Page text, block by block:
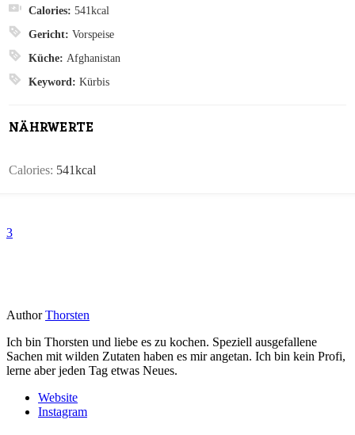
Calories: 541kcal
Gericht: Vorspeise
Küche: Afghanistan
Keyword: Kürbis
NÄHRWERTE
Calories: 541kcal
3
Author Thorsten
Ich bin Thorsten und liebe es zu kochen. Speziell ausgefallene
Sachen mit wilden Zutaten haben es mir angetan. Ich bin kein Profi,
lerne aber jeden Tag etwas Neues.
Website
Instagram